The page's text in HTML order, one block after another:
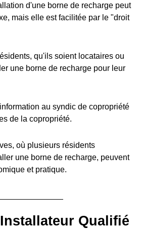
d'une borne de recharge peut
mais elle est facilitée par le "droit
qu'ils soient locataires ou
une borne de recharge pour leur
au syndic de copropriété
de la copropriété.
où plusieurs résidents
une borne de recharge, peuvent
et pratique.
Qualifié